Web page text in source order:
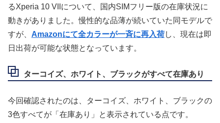
るXperia 10 VIIについて、国内SIMフリー版の在庫状況に
動きがありました。慢性的な品薄が続いていた同モデルで
すが、 Amazonにて全カラーが一斉に再入荷し、現在は即
日出荷が可能な状態となっています。
ターコイズ、ホワイト、ブラックがすべて在庫あり
今回確認されたのは、ターコイズ、ホワイト、ブラックの
3色すべてが「在庫あり」と表示されている点です。